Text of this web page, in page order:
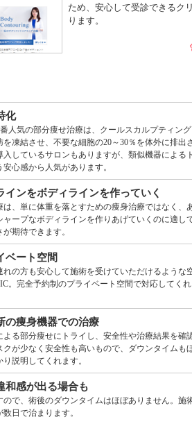
ため、安心して受診できるク
ります。
化
気の部分痩せ治療は、クールスカルプティン
凍結させ、不要な細胞の20～30％を体外に排出
しているサロンもありますが、類似機器による
心感から人気があります。
インをボディラインを作っていく
、単に体重を落とすための痩身治療ではなく、
ープなボディラインを作りあげていくのに適し
期待できます。
ベート空間
の方も安心して施術を受けていただけるような
完全予約制のプライベート空間で対応してくれ
の痩身機器での治療
る部分痩せにトライし、安全性や治療結果を確
クが少なく安全性も高いもので、ダウンタイムも
説明してくれます。
和感が出る場合も
ので、術後のダウンタイムはほぼありません。施
日で治まります。